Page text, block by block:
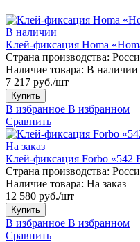
В наличии
Клей-фиксация Homa
Страна производства:
Наличие товара: В наличии
7 217 руб./шт
Купить
В избранное В избранном
Сравнить
На заказ
Клей-фиксация Forbo «542
Страна производства:
Наличие товара: На заказ
12 580 руб./шт
Купить
В избранное В избранном
Сравнить